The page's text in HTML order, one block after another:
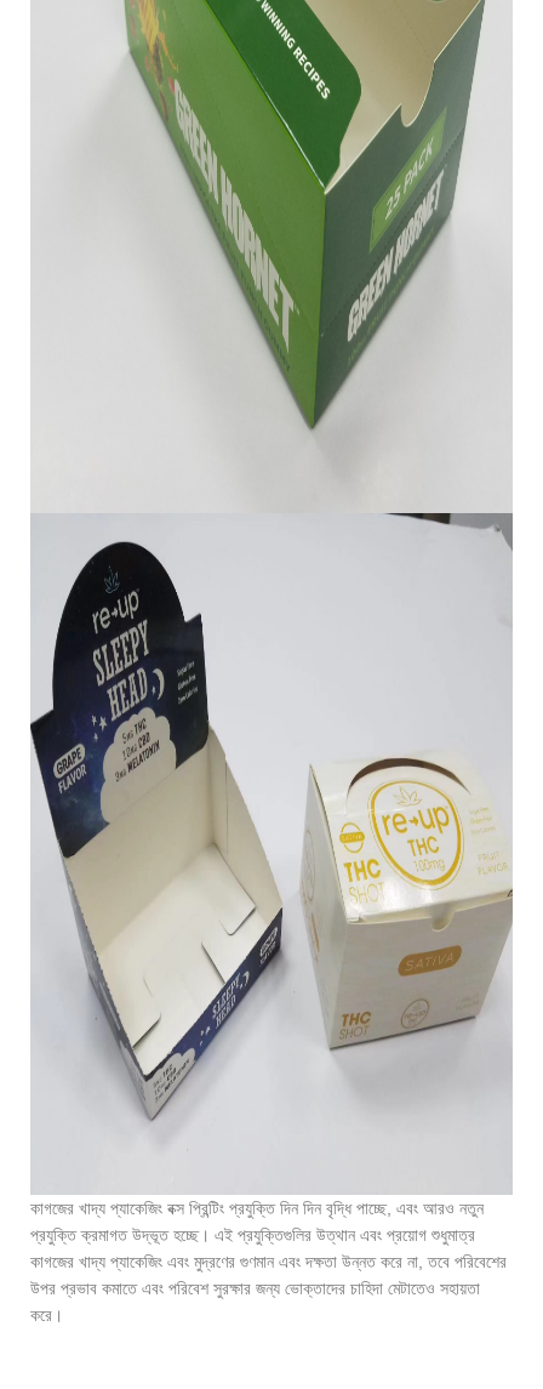
কাগজের খাদ্য প্যাকেজিং বক্স প্রিন্টিং প্রযুক্তি দিন দিন বৃদ্ধি পাচ্ছে, এবং আরও নতুন
প্রযুক্তি ক্রমাগত উদ্ভূত হচ্ছে। এই প্রযুক্তিগুলির উত্থান এবং প্রয়োগ শুধুমাত্র
কাগজের খাদ্য প্যাকেজিং এবং মুদ্রণের গুণমান এবং দক্ষতা উন্নত করে না, তবে পরিবেশের
উপর প্রভাব কমাতে এবং পরিবেশ সুরক্ষার জন্য ভোক্তাদের চাহিদা মেটাতেও সহায়তা
করে।